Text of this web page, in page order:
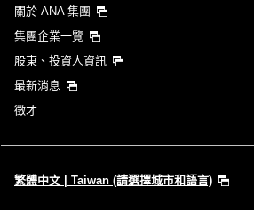
關於 ANA 集團
集團企業一覽
股東、投資人資訊
最新消息
徵才
繁體中文 | Taiwan (請選擇城市和語言)